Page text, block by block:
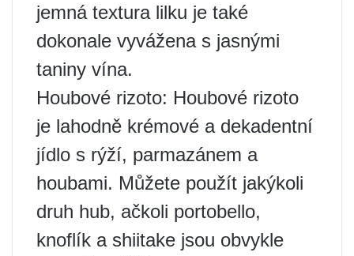
jemná textura lilku je také
dokonale vyvážena s jasnými
taniny vína.
Houbové rizoto: Houbové rizoto
je lahodně krémové a dekadentní
jídlo s rýží, parmazánem a
houbami. Můžete použít jakýkoli
druh hub, ačkoli portobello,
knoflík a shiitake jsou obvykle